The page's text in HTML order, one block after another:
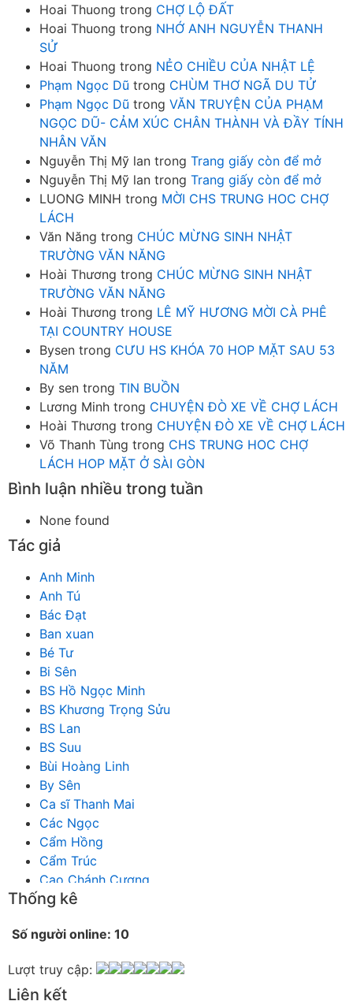
Hoai Thuong trong CHỢ LỘ ĐẤT
Hoai Thuong trong NHỚ ANH NGUYỄN THANH
SỬ
Hoai Thuong trong NẺO CHIỀU CỦA NHẬT LỆ
Phạm Ngọc Dũ trong CHÙM THƠ NGÃ DU TỬ
Phạm Ngọc Dũ trong VĂN TRUYỆN CỦA PHẠM
NGỌC DŨ- CẢM XÚC CHÂN THÀNH VÀ ĐẦY TÍNH
NHÂN VĂN
Nguyễn Thị Mỹ lan trong Trang giấy còn để mở
Nguyễn Thị Mỹ lan trong Trang giấy còn để mở
LUONG MINH trong MỜI CHS TRUNG HOC CHỢ
LÁCH
Văn Năng trong CHÚC MỪNG SINH NHẬT
TRƯỜNG VĂN NĂNG
Hoài Thương trong CHÚC MỪNG SINH NHẬT
TRƯỜNG VĂN NĂNG
Hoài Thương trong LÊ MỸ HƯƠNG MỜI CÀ PHÊ
TẠI COUNTRY HOUSE
Bysen trong CƯU HS KHÓA 70 HOP MẶT SAU 53
NĂM
By sen trong TIN BUỒN
Lương Minh trong CHUYỆN ĐÒ XE VỀ CHỢ LÁCH
Hoài Thương trong CHUYỆN ĐÒ XE VỀ CHỢ LÁCH
Võ Thanh Tùng trong CHS TRUNG HOC CHỢ
LÁCH HOP MẶT Ở SÀI GÒN
Bình luận nhiều trong tuần
None found
Tác giả
Anh Minh
Anh Tú
Bác Đạt
Ban xuan
Bé Tư
Bi Sên
BS Hồ Ngọc Minh
BS Khương Trọng Sửu
BS Lan
BS Suu
Bùi Hoàng Linh
By Sên
Ca sĩ Thanh Mai
Các Ngọc
Cẩm Hồng
Cẩm Trúc
Cao Chánh Cương
Cao Nhật Quyên
Chích Chị
Chu Trầm Nguyên Minh
Cò Bằng
Thống kê
Số người online: 10
Lượt truy cập:
Liên kết